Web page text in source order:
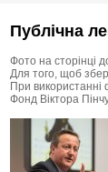
Публічна
Фото на сторінці
Для того, щоб
При використанні
Фонд Віктора